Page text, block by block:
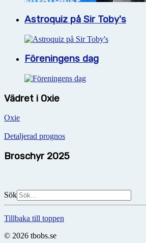
Astroquiz på Sir Toby's
Föreningens dag
Vädret i Oxie
Oxie
Detaljerad prognos
Broschyr 2025
Sök
Tillbaka till toppen
© 2026 tbobs.se